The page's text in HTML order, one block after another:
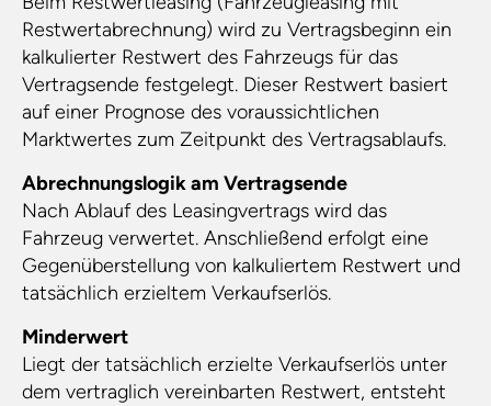
Restwertabrechnung) wird zu Vertragsbeginn ein
kalkulierter Restwert des Fahrzeugs für das
Vertragsende festgelegt. Dieser Restwert basiert
auf einer Prognose des voraussichtlichen
Marktwertes zum Zeitpunkt des Vertragsablaufs.
Abrechnungslogik am Vertragsende
Nach Ablauf des Leasingvertrags wird das
Fahrzeug verwertet. Anschließend erfolgt eine
Gegenüberstellung von kalkuliertem Restwert und
tatsächlich erzieltem Verkaufserlös.
Minderwert
Liegt der tatsächlich erzielte Verkaufserlös unter
dem vertraglich vereinbarten Restwert, entsteht